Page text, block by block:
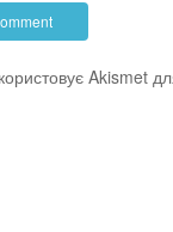
Akismet